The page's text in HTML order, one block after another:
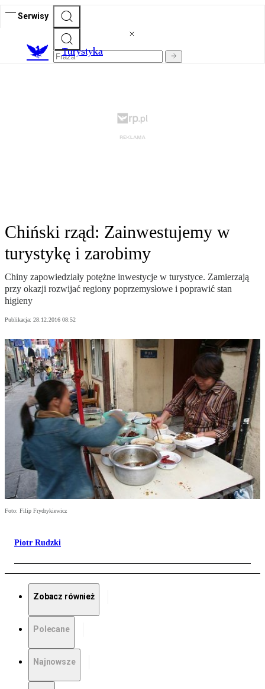
Serwisy
Turystyka
Chiński rząd: Zainwestujemy w
turystykę i zarobimy
Chiny zapowiedziały potężne inwestycje w turystyce. Zamierzają
przy okazji rozwijać regiony poprzemysłowe i poprawić stan
higieny
Publikacja: 28.12.2016 08:52
Foto: Filip Frydrykiewicz
Piotr Rudzki
Zobacz również
Polecane
Najnowsze